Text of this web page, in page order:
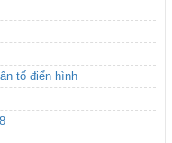
tố điển hình